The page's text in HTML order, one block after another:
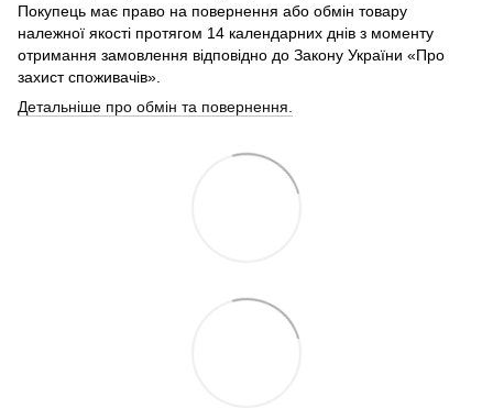
Покупець має право на повернення або обмін товару
належної якості протягом 14 календарних днів з моменту
отримання замовлення відповідно до Закону України «Про
захист споживачів».
Детальніше про обмін та повернення.